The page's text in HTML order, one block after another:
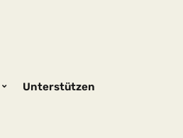
Unterstützen